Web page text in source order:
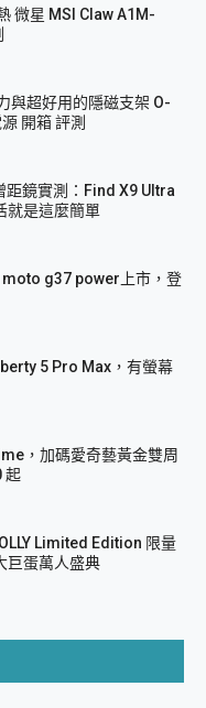
微星 MSI Claw A1M-
與超好用的隱磁支架 O-
開箱 評測
距鏡實測：Find X9 Ultra
就是這麼簡單
g37 power上市，登
5 Pro Max，有螢幕
，加碼愛奇藝黃金雙周
起
Limited Edition 限量
巨蛋萬人盛典